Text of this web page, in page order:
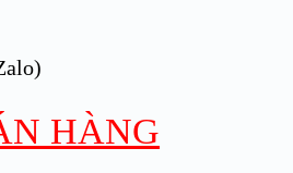
HÀNG